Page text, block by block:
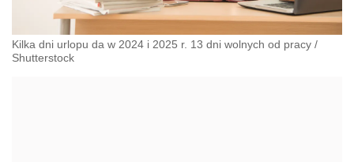
Kilka dni urlopu da w 2024 i 2025 r. 13 dni wolnych od pracy /
Shutterstock